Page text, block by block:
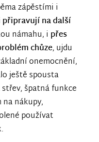
zápěstími i
na další
námahu, i přes
chůze, ujdu
onemocnění,
ještě spousta
špatná funkce
nákupy,
používat